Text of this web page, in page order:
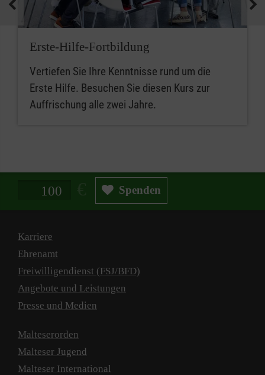
Erste-Hilfe-Fortbildung
Vertiefen Sie Ihre Kenntnisse rund um die
Erste Hilfe. Besuchen Sie diesen Kurs zur
Auffrischung alle zwei Jahre.
Spendenbetrag in Euro Spenden
Karriere
Ehrenamt
Freiwilligendienst (FSJ/BFD)
Angebote und Leistungen
Presse und Medien
Malteserorden
Malteser Jugend
Malteser International